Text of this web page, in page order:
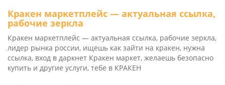
Кракен маркетплейс — актуальная ссылка,
рабочие зеркла
Кракен маркетплейс — актуальная ссылка, рабочие зеркла,
лидер рынка россии, ищешь как зайти на кракен, нужна
ссылка, вход в даркнет Кракен маркет, желаешь безопасно
купить и другие услуги, тебе в КРАКЕН